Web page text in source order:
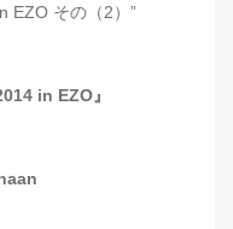
EZO その（2）”
in EZO』